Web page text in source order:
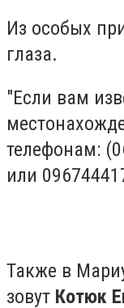
Из особых
глаза.
"Если вам
телефонам:
или
Также в
зовут Котюк